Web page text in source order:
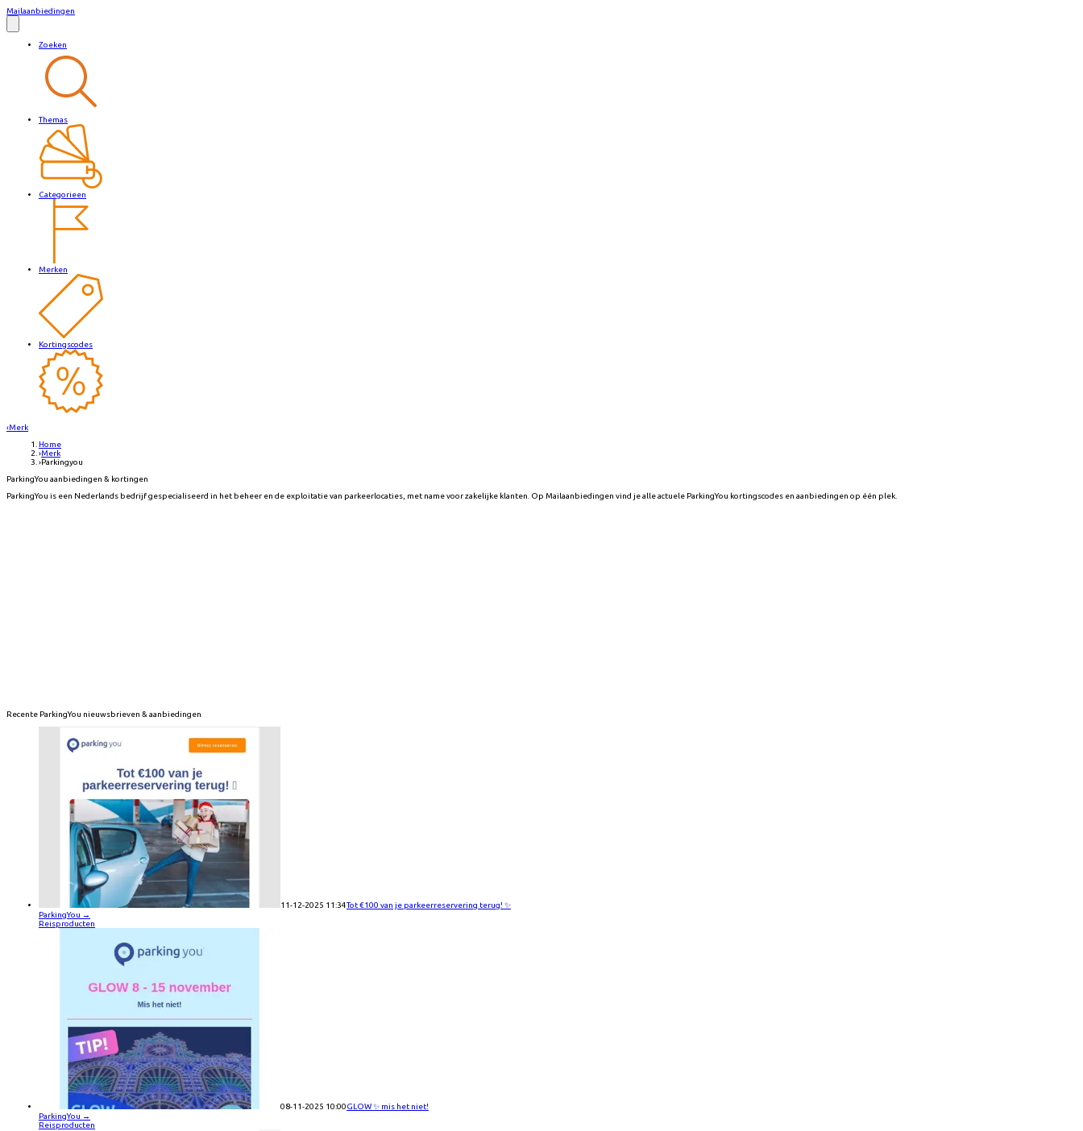
Mailaanbiedingen
Zoeken
Themas
Categorieen
Merken
Kortingscodes
‹Merk
Home
›Merk
›Parkingyou
ParkingYou aanbiedingen & kortingen
ParkingYou is een Nederlands bedrijf gespecialiseerd in het beheer en de exploitatie van parkeerlocaties, met name voor zakelijke klanten. Op Mailaanbiedingen vind je alle actuele ParkingYou kortingscodes en aanbiedingen op één plek.
Recente ParkingYou nieuwsbrieven & aanbiedingen
11-12-2025 11:34Tot €100 van je parkeerreservering terug! ✨
ParkingYou →
Reisproducten
08-11-2025 10:00GLOW ✨ mis het niet!
ParkingYou →
Reisproducten